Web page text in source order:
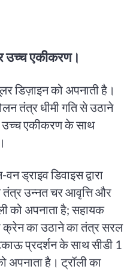
उच्च एकीकरण।
डिज़ाइन को अपनाती है।
तंत्र धीमी गति से उठाने
उच्च एकीकरण के साथ
ड्राइव डिवाइस द्वारा
तंत्र उन्नत चर आवृत्ति और
को अपनाता है; सहायक
क्रेन का उठाने का तंत्र सरल
प्रदर्शन के साथ सीडी 1
अपनाता है। ट्रॉली का